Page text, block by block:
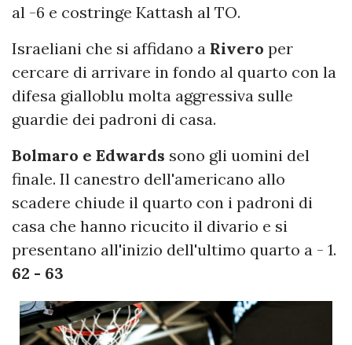
al -6 e costringe Kattash al TO.
Israeliani che si affidano a Rivero per
cercare di arrivare in fondo al quarto con la
difesa gialloblu molta aggressiva sulle
guardie dei padroni di casa.
Bolmaro e Edwards sono gli uomini del
finale. Il canestro dell'americano allo
scadere chiude il quarto con i padroni di
casa che hanno ricucito il divario e si
presentano all'inizio dell'ultimo quarto a - 1.
62 - 63